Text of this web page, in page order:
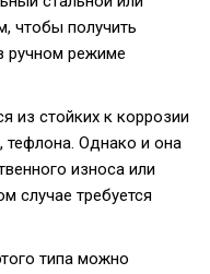
чтобы получить
ручном режиме
из стойких к коррозии
Однако и она
износа или
случае требуется
типа можно